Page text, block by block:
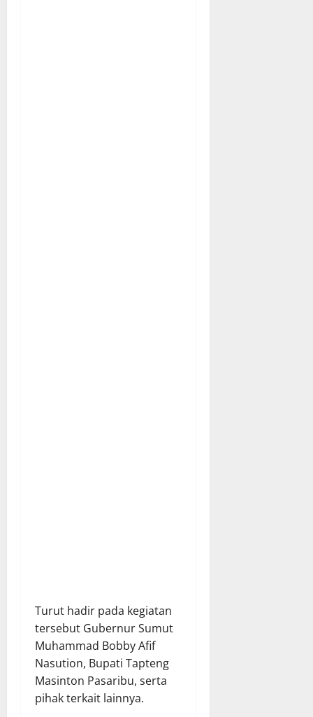
Turut hadir pada kegiatan
tersebut Gubernur Sumut
Muhammad Bobby Afif
Nasution, Bupati Tapteng
Masinton Pasaribu, serta
pihak terkait lainnya.